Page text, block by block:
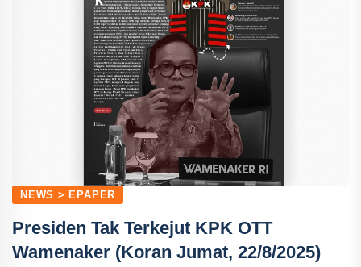
NEWS > EPAPER
Presiden Tak Terkejut KPK OTT
Wamenaker (Koran Jumat, 22/8/2025)